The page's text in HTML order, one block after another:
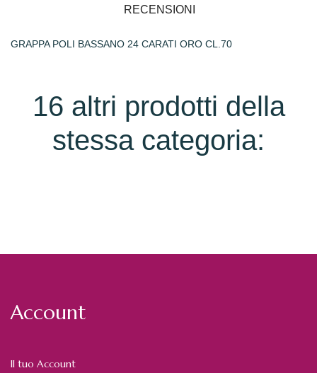
RECENSIONI
GRAPPA POLI BASSANO 24 CARATI ORO CL.70
16 altri prodotti della
stessa categoria:
Account
Il tuo Account